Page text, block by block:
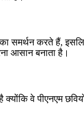
का समर्थन करते हैं,
आसान बनाता है।
वे पीएनएम